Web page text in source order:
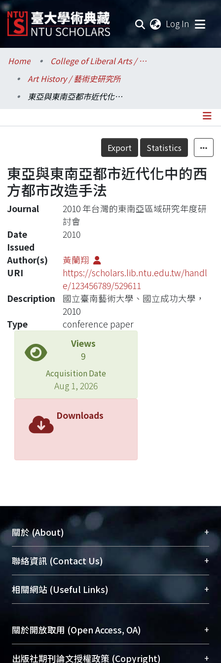
Log In
Communities & Collections
Research Outputs
Statistics
Home
College of Liberal Arts / 文學院
Art History / 藝術史研究所
東亞與東南亞都市近代化中的西方都市改造手法
Details
Export Statistics
東亞與東南亞都市近代化中的西
方都市改造手法
Journal
2010 年台灣的東南亞區域研究年度研
討會
Date
Issued
2010
Author(s)
黃蘭翔
URI
https://scholars.lib.ntu.edu.tw/handl
e/123456789/529611
Description
國立臺南藝術大學、國立成功大學，
2010
Type
conference paper
Views
9
Acquisition Date
Aug 1, 2026
Downloads
關於 (About) +
臺大位居世界頂尖大學之列，為永久珍藏及向國際
展現本校豐碩的研究成果及學術能量，圖書館整合
機構典藏（NTUR）與學術庫（AH）不同功能平
台，成為臺大學術典藏NTU scholars。期能整合研
究能量、促進交流合作、保存學術產出、推廣研究
成果。
To permanently archive and promote researcher
profiles and scholarly works, Library integrates the
聯絡資訊 (Contact Us) +
總館學科館員(Main Library)
醫學圖書館學科館員(Medical Library)
Sciences Library)
相關網站 (Useful Links) +
關於開放取用 (Open Access, OA) +
開放取用是從使用者角度提升資訊取用性的社會運
出版社期刊論文授權政策 (Copyright) +